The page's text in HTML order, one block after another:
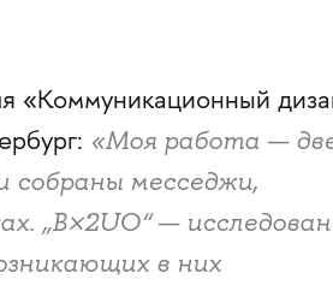
«Коммуникационный
«Моя работа —
собраны месседжи,
„B×2UO“ —
в них